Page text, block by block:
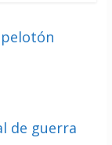
de guerra